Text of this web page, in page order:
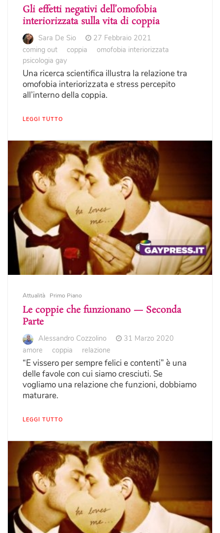
Gli effetti negativi dell’omofobia
interiorizzata sulla vita di coppia
Sara De Sio
27 Febbraio 2021
coming out
coppia
omofobia interiorizzata
psicologia gay
Una ricerca scientifica illustra la relazione tra
omofobia interiorizzata e stress percepito
all’interno della coppia.
LEGGI TUTTO
Attualità Primo Piano
Le coppie che funzionano — Seconda
Parte
Alessandro Cozzolino
31 Marzo 2020
amore
coppia relazione
“E vissero per sempre felici e contenti” è una
delle favole con cui siamo cresciuti. Se
vogliamo una relazione che funzioni, dobbiamo
maturare.
LEGGI TUTTO